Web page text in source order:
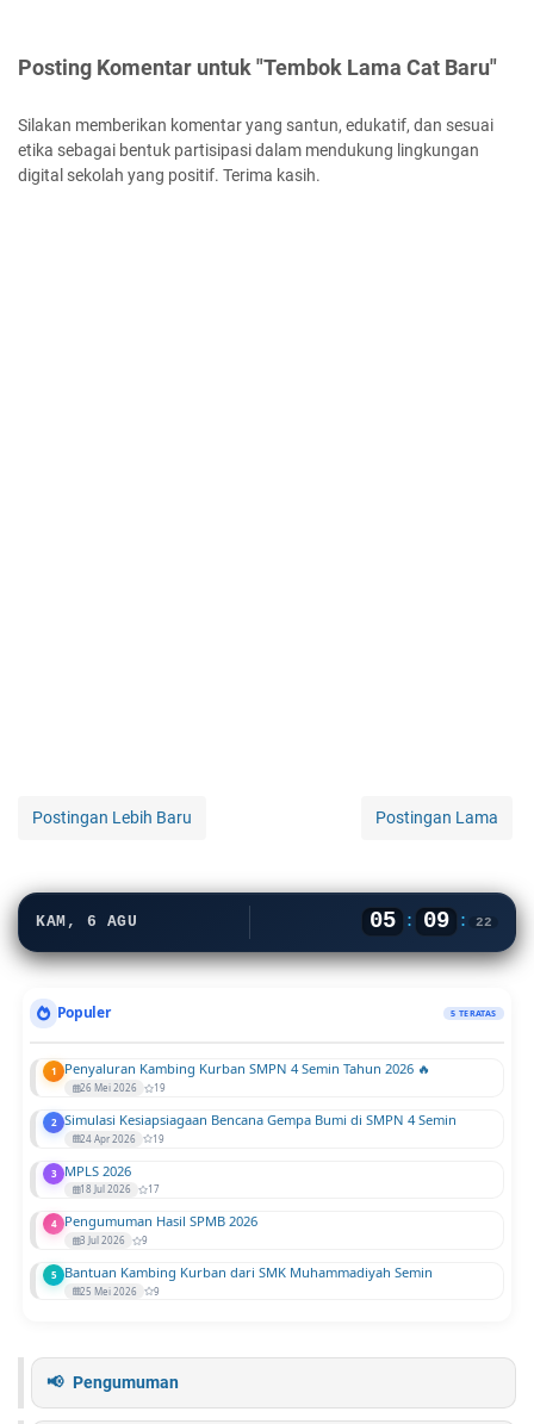
Posting Komentar untuk "Tembok Lama Cat Baru"
Silakan memberikan komentar yang santun, edukatif, dan sesuai
etika sebagai bentuk partisipasi dalam mendukung lingkungan
digital sekolah yang positif. Terima kasih.
Postingan Lebih Baru Postingan Lama
KAM, 6 AGU 05 : 09 : 23
Populer 5 TERATAS
1 Penyaluran Kambing Kurban SMPN 4 Semin Tahun 2026 🔥
26 Mei 2026 19
2 Simulasi Kesiapsiagaan Bencana Gempa Bumi di SMPN 4 Semin
24 Apr 2026 19
3 MPLS 2026
18 Jul 2026 17
4 Pengumuman Hasil SPMB 2026
3 Jul 2026 9
5 Bantuan Kambing Kurban dari SMK Muhammadiyah Semin
25 Mei 2026 9
Pengumuman